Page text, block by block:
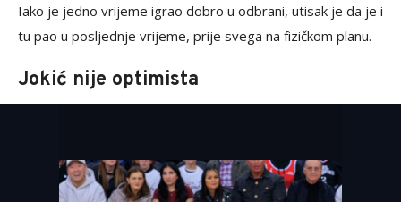
Iako je jedno vrijeme igrao dobro u odbrani, utisak je da je i
tu pao u posljednje vrijeme, prije svega na fizičkom planu.
Jokić nije optimista